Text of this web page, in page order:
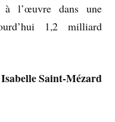
à l’œuvre dans une
1,2 milliard
Isabelle Saint-Mézard